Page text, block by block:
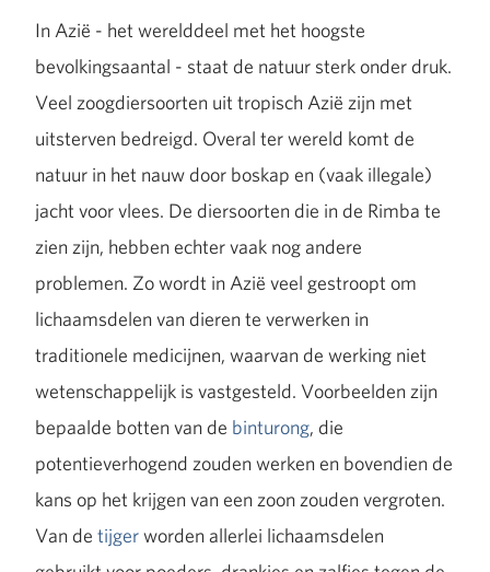
In Azië - het werelddeel met het hoogste
bevolkingsaantal - staat de natuur sterk onder druk.
Veel zoogdiersoorten uit tropisch Azië zijn met
uitsterven bedreigd. Overal ter wereld komt de
natuur in het nauw door boskap en (vaak illegale)
jacht voor vlees. De diersoorten die in de Rimba te
zien zijn, hebben echter vaak nog andere
problemen. Zo wordt in Azië veel gestroopt om
lichaamsdelen van dieren te verwerken in
traditionele medicijnen, waarvan de werking niet
wetenschappelijk is vastgesteld. Voorbeelden zijn
bepaalde botten van de binturong, die
potentieverhogend zouden werken en bovendien de
kans op het krijgen van een zoon zouden vergroten.
Van de tijgerworden allerlei lichaamsdelen